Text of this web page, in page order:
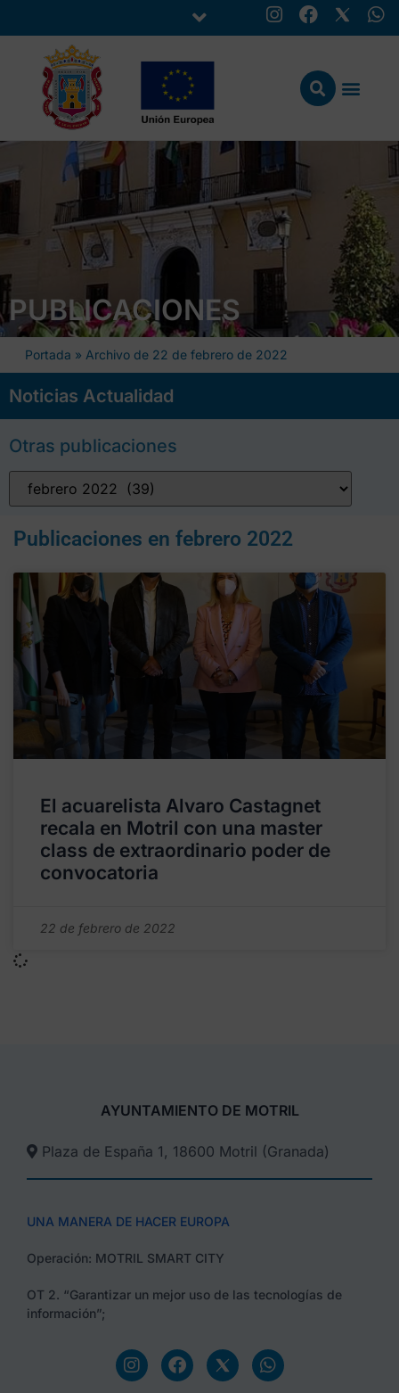
PUBLICACIONES
Portada » Archivo de 22 de febrero de 2022
Noticias Actualidad
Otras publicaciones
Publicaciones en febrero 2022
El acuarelista Alvaro Castagnet
recala en Motril con una master
class de extraordinario poder de
convocatoria
22 de febrero de 2022
AYUNTAMIENTO DE MOTRIL
Plaza de España 1, 18600 Motril (Granada)​
UNA MANERA DE HACER EUROPA
Operación: MOTRIL SMART CITY
OT 2. “Garantizar un mejor uso de las tecnologías de
información”;